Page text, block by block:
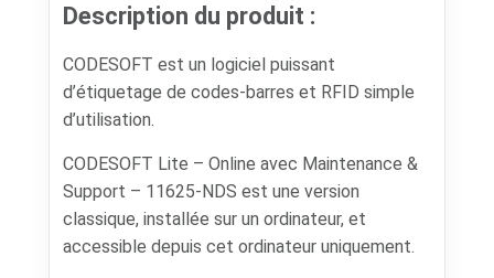
Description du produit :
CODESOFT est un logiciel puissant
d’étiquetage de codes-barres et RFID simple
d’utilisation.
CODESOFT Lite – Online avec Maintenance &
Support – 11625-NDS est une version
classique, installée sur un ordinateur, et
accessible depuis cet ordinateur uniquement.